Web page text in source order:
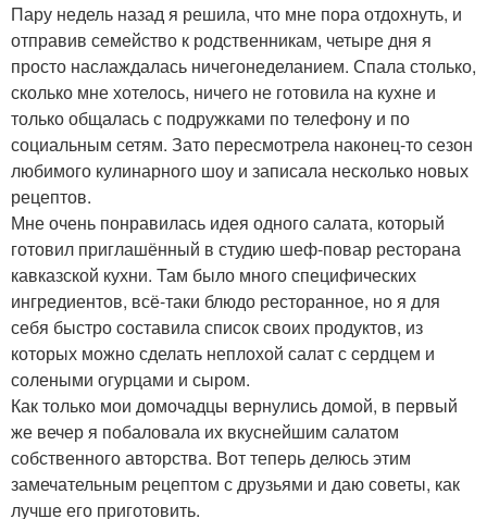
Пару недель назад я решила, что мне пора отдохнуть, и
отправив семейство к родственникам, четыре дня я
просто наслаждалась ничегонеделанием. Спала столько,
сколько мне хотелось, ничего не готовила на кухне и
только общалась с подружками по телефону и по
социальным сетям. Зато пересмотрела наконец-то сезон
любимого кулинарного шоу и записала несколько новых
рецептов.
Мне очень понравилась идея одного салата, который
готовил приглашённый в студию шеф-повар ресторана
кавказской кухни. Там было много специфических
ингредиентов, всё-таки блюдо ресторанное, но я для
себя быстро составила список своих продуктов, из
которых можно сделать неплохой салат с сердцем и
солеными огурцами и сыром.
Как только мои домочадцы вернулись домой, в первый
же вечер я побаловала их вкуснейшим салатом
собственного авторства. Вот теперь делюсь этим
замечательным рецептом с друзьями и даю советы, как
лучше его приготовить.